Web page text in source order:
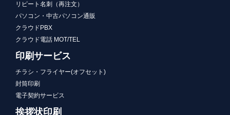
リピート名刺（再注文）
パソコン・中古パソコン通販
クラウドPBX
クラウド電話 MOT/TEL
印刷サービス
チラシ・フライヤー(オフセット)
封筒印刷
電子契約サービス
挨拶状印刷